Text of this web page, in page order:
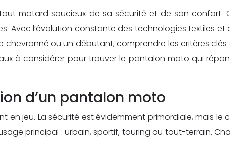
motard soucieux de sa sécurité et de son confort.
Avec l’évolution constante des technologies textiles
ou un débutant, comprendre les critères
à considérer pour trouver le pantalon moto qui
d’un pantalon moto
en jeu. La sécurité est évidemment primordiale, mais
principal : urbain, sportif, touring ou tout-terrain.